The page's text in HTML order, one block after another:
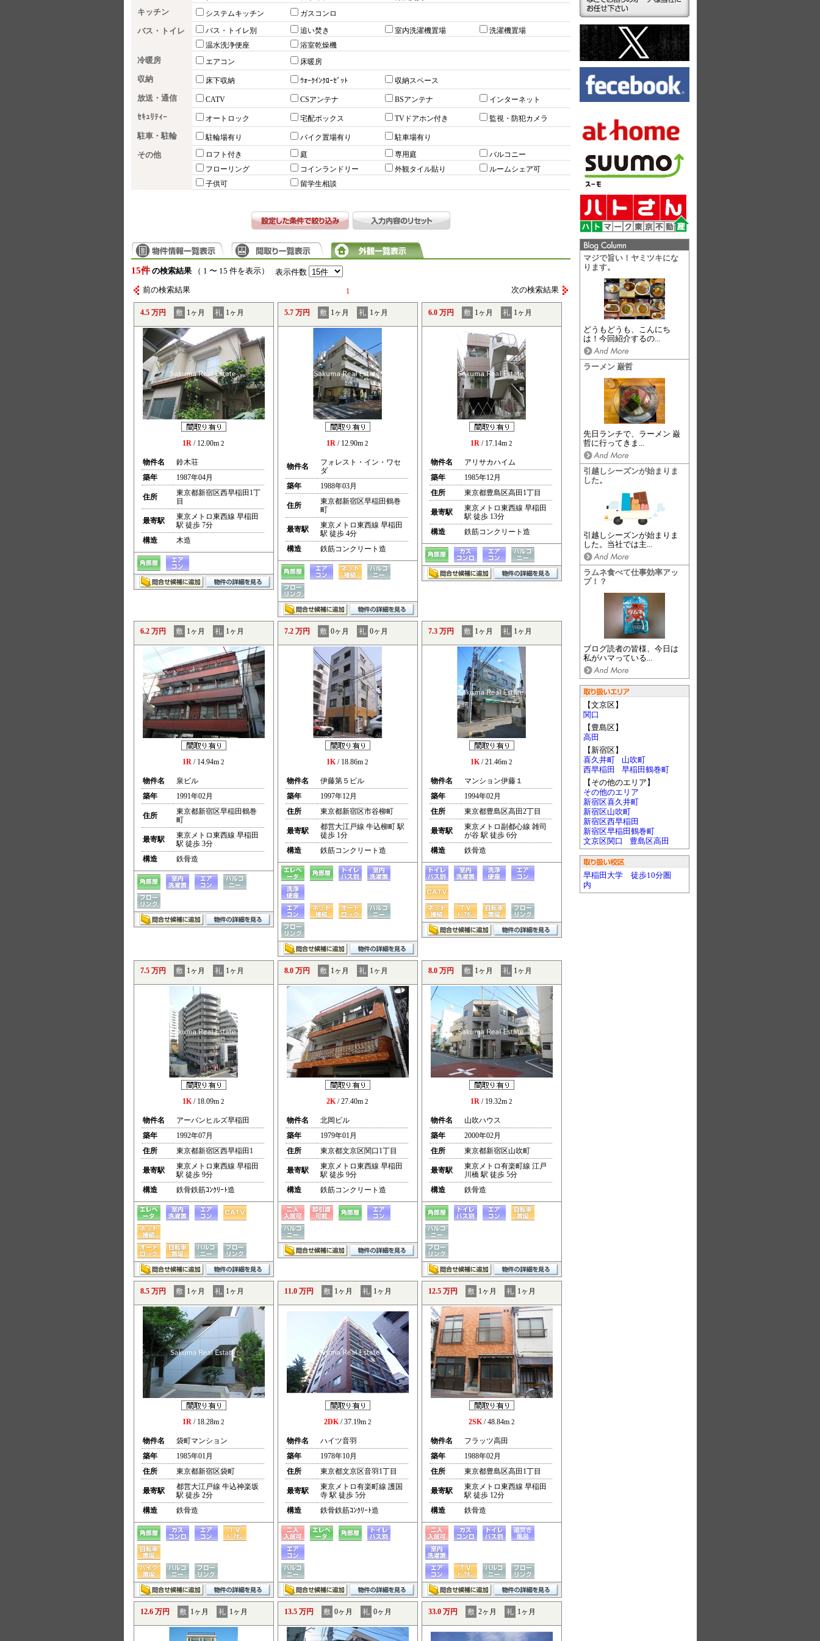
マジで旨い！ヤミツキにな
ります。
どうもどうも、こんにち
は！今回紹介するの...
ラーメン 巌哲
先日ランチで、ラーメン 巌
哲に行ってきま...
引越しシーズンが始まりま
した。
引越しシーズンが始まりま
した。当社では主...
ラムネ食べて仕事効率アッ
プ！？
ブログ読者の皆様、今日は
私がハマっている...
【文京区】
関口
【豊島区】
高田
【新宿区】
喜久井町
山吹町
西早稲田
早稲田鶴巻町
【その他のエリア】
その他のエリア
新宿区喜久井町
新宿区山吹町
新宿区西早稲田
新宿区早稲田鶴巻町
文京区関口
豊島区高田
早稲田大学 徒歩10分圏
内
キッチン システムキッチン ガスコンロ
バス・トイレ バス・トイレ別 追い焚き 室内洗濯機置場
洗濯機置場
温水洗浄便座
浴室乾燥機
冷暖房 エアコン 床暖房
収納 床下収納 ｳｫｰｸｲﾝｸﾛｰｾﾞｯﾄ 収納スペース
放送・通信 CATV CSアンテナ BSアンテナ インターネット
ｾｷｭﾘﾃｨｰ オートロック 宅配ボックス TVドアホン付き 監視・防犯カメラ
駐車・駐輪 駐輪場有り バイク置場有り 駐車場有り
その他 ロフト付き 庭 専用庭
バルコニー
フローリング
コインランドリー 外観タイル貼り
ルームシェア可
子供可
留学生相談
15件 の検索結果（ 1 〜 15 件を表示） 表示件数
前の検索結果 1 次の検索結果
4.5 万円 敷 1ヶ月 礼 1ヶ月
1R / 12.00m 2
物件名
鈴木荘
築年
1987年04月
住所
東京都新宿区西早稲田1丁
目
最寄駅
東京メトロ東西線 早稲田
駅 徒歩 7分
構造
木造
5.7 万円 敷 1ヶ月 礼 1ヶ月
1R / 12.90m 2
物件名
フォレスト・イン・ワセ
ダ
築年
1988年03月
住所
東京都新宿区早稲田鶴巻
町
最寄駅
東京メトロ東西線 早稲田
駅 徒歩 4分
構造
鉄筋コンクリート造
6.0 万円 敷 1ヶ月 礼 1ヶ月
1R / 17.14m 2
物件名
アリサカハイム
築年
1985年12月
住所
東京都豊島区高田1丁目
最寄駅
東京メトロ東西線 早稲田
駅 徒歩 13分
構造
鉄筋コンクリート造
6.2 万円 敷 1ヶ月 礼 1ヶ月
1R / 14.94m 2
物件名
泉ビル
築年
1991年02月
住所
東京都新宿区早稲田鶴巻
町
最寄駅
東京メトロ東西線 早稲田
駅 徒歩 3分
構造
鉄骨造
7.2 万円 敷 0ヶ月 礼 0ヶ月
1K/ 18.86m 2
物件名
伊藤第５ビル
築年
1997年12月
住所
東京都新宿区市谷柳町
最寄駅
都営大江戸線 牛込柳町 駅
徒歩 1分
構造
鉄筋コンクリート造
7.3 万円 敷 1ヶ月 礼 1ヶ月
1K/ 21.46m 2
物件名
マンション伊藤１
築年
1994年02月
住所
東京都豊島区高田2丁目
最寄駅
東京メトロ副都心線 雑司
が谷 駅 徒歩 6分
構造
鉄骨造
7.5 万円 敷 1ヶ月 礼 1ヶ月
1K/ 18.09m 2
物件名
アーバンヒルズ早稲田
築年
1992年07月
住所
東京都新宿区西早稲田1
最寄駅
東京メトロ東西線 早稲田
駅 徒歩 9分
構造
鉄骨鉄筋ｺﾝｸﾘｰﾄ造
8.0 万円 敷 1ヶ月 礼 1ヶ月
2K/ 27.40m 2
物件名
北岡ビル
築年
1979年01月
住所
東京都文京区関口1丁目
最寄駅
東京メトロ東西線 早稲田
駅 徒歩 9分
構造
鉄筋コンクリート造
8.0 万円 敷 1ヶ月 礼 1ヶ月
1R / 19.32m 2
物件名
山吹ハウス
築年
2000年02月
住所
東京都新宿区山吹町
最寄駅
東京メトロ有楽町線 江戸
川橋 駅 徒歩 5分
構造
鉄骨造
8.5 万円 敷 1ヶ月 礼 1ヶ月
1R / 18.28m 2
物件名
袋町マンション
築年
1985年01月
住所
東京都新宿区袋町
最寄駅
都営大江戸線 牛込神楽坂
駅 徒歩 2分
構造
鉄骨造
11.0 万円 敷 1ヶ月 礼 1ヶ月
2DK/ 37.19m 2
物件名
ハイツ音羽
築年
1978年10月
住所
東京都文京区音羽1丁目
最寄駅
東京メトロ有楽町線 護国
寺 駅 徒歩 5分
構造
鉄骨鉄筋ｺﾝｸﾘｰﾄ造
12.5 万円 敷 1ヶ月 礼 1ヶ月
2SK/ 48.84m 2
物件名
フラッツ高田
築年
1988年02月
住所
東京都豊島区高田1丁目
最寄駅
東京メトロ東西線 早稲田
駅 徒歩 12分
構造
鉄骨造
12.6 万円 敷 1ヶ月 礼 1ヶ月 13.5 万円 敷 0ヶ月 礼 0ヶ月 33.0 万円 敷 2ヶ月 礼 1ヶ月